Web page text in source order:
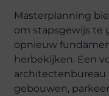
Masterplanning
om stapsgewijs te
opnieuw
herbekijken. Een
architectenbureau
gebouwen,